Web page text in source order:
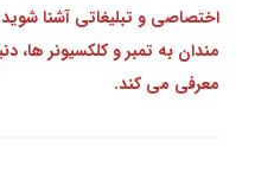
اختصاصی و تبلیغاتی آشنا شوید.
مندان به تمبر و کلکسیونر ها،
معرفی می‌ کند.